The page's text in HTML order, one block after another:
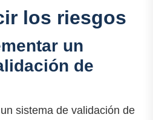
los riesgos
un
de
sistema de validación de